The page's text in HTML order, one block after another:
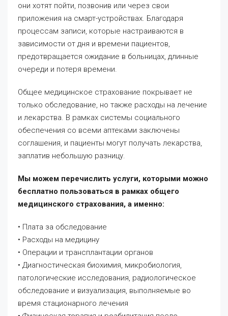
они хотят пойти, позвонив или через свои
приложения на смарт-устройствах. Благодаря
процессам записи, которые настраиваются в
зависимости от дня и времени пациентов,
предотвращается ожидание в больницах, длинные
очереди и потеря времени.
Общее медицинское страхование покрывает не
только обследование, но также расходы на лечение
и лекарства. В рамках системы социального
обеспечения со всеми аптеками заключены
соглашения, и пациенты могут получать лекарства,
заплатив небольшую разницу.
Мы можем перечислить услуги, которыми можно
бесплатно пользоваться в рамках общего
медицинского страхования, а именно:
• Плата за обследование
• Расходы на медицину
• Операции и трансплантации органов
• Диагностическая биохимия, микробиология,
патологические исследования, радиологическое
обследование и визуализация, выполняемые во
время стационарного лечения